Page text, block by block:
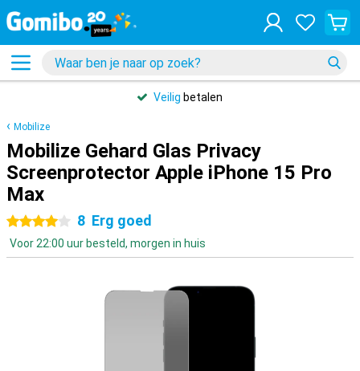
Veilig betalen
Mobilize
Mobilize Gehard Glas Privacy
Screenprotector Apple iPhone 15 Pro
Max
4 sterren
8 Erg goed
Voor 22:00 uur besteld, morgen in huis